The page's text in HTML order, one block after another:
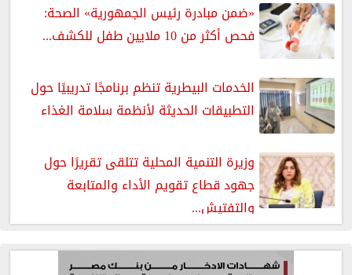
«ضمن مبادرة رئيس الجمهورية» الصحة:
فحص أكثر من 10 ملايين طفل للكشف...
الخدمات البيطرية تنظم برنامجًا تدريبيًا حول
التطبيقات الحديثة لأنظمة سلامة الغذاء
وزيرة التنمية المحلية تتلقى تقريرًا حول
جهود قطاع تقويم الأداء والمتابعة
والتفتيش...